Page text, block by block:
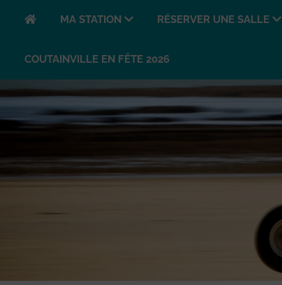
MA STATION RÉSERVER UNE SALLE
COUTAINVILLE EN FÊTE 2026